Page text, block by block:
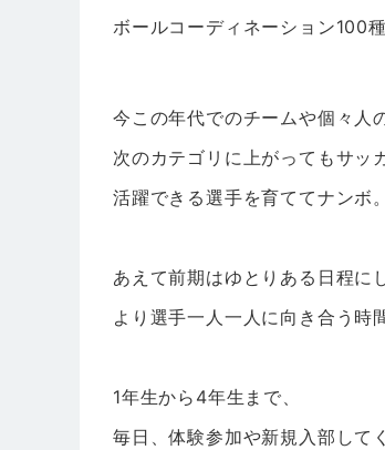
ボールコーディネーション100
今この年代でのチームや個々人
次のカテゴリに上がってもサッ
活躍できる選手を育ててナンボ。
あえて前期はゆとりある日程に
より選手一人一人に向き合う時
1年生から4年生まで、
毎日、体験参加や新規入部して